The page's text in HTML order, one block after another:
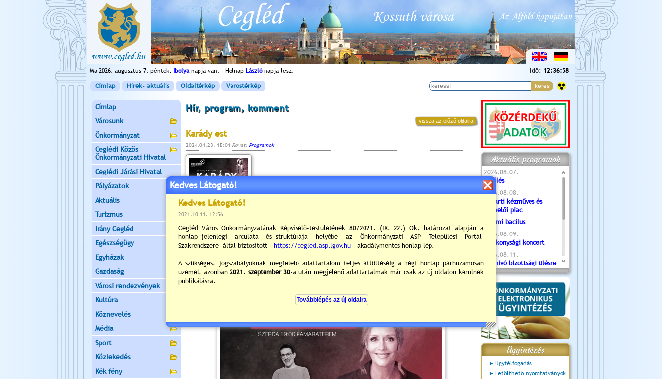
Ma 2026. augusztus 7. péntek, Ibolyanapja van. - Holnap Lászlónapja lesz. Idő: 12:36:59
Címlap Hírek- aktuális Oldaltérkép Várostérkép
Címlap
Városunk
Önkormányzat
Ceglédi Közös
Önkormányzati Hivatal
Ceglédi Járási Hivatal
Pályázatok
Aktuális
Turizmus
Irány Cegléd
Egészségügy
Egyházak
Gazdaság
Városi rendezvények
Kultúra
Köznevelés
Média
Sport
Közlekedés
Kék fény
Hír, program, komment
vissza az előző oldalra
Karády est
2024.04.23. 15:01 Rovat: Programok
Aktuális programok
2026.08.07.
Túlélés
2026.08.08.
Tóparti kézműves és
termelői piac
Valami bacilus
2026.08.09.
Jótékonysági koncert
2026.08.11.
Meghívó bizottsági ülésre
- 2026.08.11. 07:55
2026.08.16.
Újvárosi Közlekedési és
Sportnap
2026.08.19.
Ceglédi fotóklub kiállítás
2026.08.20.
Szent István Ünnepe
Ügyintézés
Ügyfélfogadás
Letölthető nyomtatványok
Kedves Látogató!